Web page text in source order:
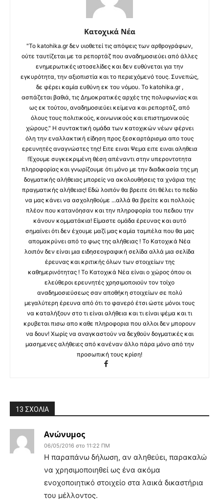
Κατοχικά Νέα
"Το katohika.gr δεν υιοθετεί τις απόψεις των αρθρογράφων,
ούτε ταυτίζεται με τα ρεπορτάζ που αναδημοσιεύει από άλλες
ενημερωτικές ιστοσελίδες και δεν ευθύνεται για την
εγκυρότητα, την αξιοπιστία και το περιεχόμενό τους. Συνεπώς,
δε φέρει καμία ευθύνη εκ του νόμου. Το katohika.gr ,
ασπάζεται βαθιά, τις Δημοκρατικές αρχές της πολυφωνίας και
ως εκ τούτου, αναδημοσιεύει κείμενα και ρεπορτάζ, από
όλους τους πολιτικούς, κοινωνικούς και επιστημονικούς
χώρους." Η συντακτική ομάδα των κατοχικών νέων φέρνει
όλη την εναλλακτική είδηση προς ξεσκαρτάρισμα απο τους
ερευνητές αναγνώστες της! Ειτε ειναι Ψεμα ειτε ειναι αληθεια
!Έχουμε συγκεκριμένη θέση απέναντι στην υπεροντοτητα
πληροφορίας και γνωρίζουμε ότι μόνο με την διαδικασία της μη
δογματικής αλήθειας μπορείς να ακολουθήσεις τα χνάρια της
πραγματικής αλήθειας! Εδώ λοιπόν θα βρειτε ότι θέλει το πεδίο
να μας κάνει να ασχοληθούμε ...αλλά θα βρείτε και πολλούς
πλέον που κατανόησαν και την πληροφορία του πεδιου την
κάνουν κομματάκια! Είμαστε ομάδα έρευνας και αυτό
σημαίνει ότι δεν έχουμε μαζί μας καμία ταμπέλα που θα μας
απομακρύνει από το φως της αλήθειας ! Το Κατοχικά Νέα
λοιπόν δεν είναι μια ειδησεογραφική σελίδα αλλά μια σελίδα
έρευνας και κριτικής όλων των στοιχείων της
καθημερινότητας ! Το Κατοχικά Νέα είναι ο χώρος όπου οι
ελεύθεροι ερευνητές χρησιμοποιούν τον τοίχο
αναδημοσιεύσεως σαν αποθήκη στοιχείων σε πολύ
μεγαλύτερη έρευνα από ότι το φανερό έτσι ώστε μόνοι τους
να καταλήξουν στο τι είναι αλήθεια και τι είναι ψέμα και τι
κρυβεται πισω απο καθε πληροφορια που αλλοι δεν μπορουν
να δουν! Χωρίς να αναγκαστούν να δεχθούν δογματικές και
μασημενες αλήθειες από κανέναν άλλο πάρα μόνο από την
προσωπική τους κρίση!
13 ΣΧΟΛΙΑ
Ανώνυμος
06/05/2016 στο 11:22 ΠΜ
Η παραπάνω δήλωση, αν αληθεύει, παρακαλώ
να χρησιμοποιηθεί ως ένα ακόμα
ενοχοποιητικό στοιχείο στα λαικά δικαστήρια
του μέλλοντος.